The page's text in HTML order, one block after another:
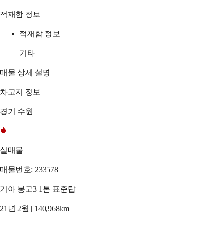
적재함 정보
적재함 정보
기타
매물 상세 설명
차고지 정보
경기 수원
실매물
매물번호: 233578
기아 봉고3 1톤 표준탑
21년 2월 | 140,968km